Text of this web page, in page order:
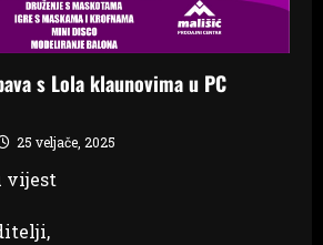
s Lola klaunovima u PC
25 veljače, 2025
vijest